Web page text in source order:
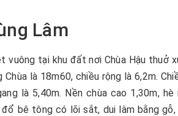
Lâm
vuông tại khu đất nơi Chùa Hậu
là 18m60, chiều rộng là 6,2m.
là 5,40m. Nền chùa cao 1,30m,
bê tông có lõi sắt, dui làm bằng